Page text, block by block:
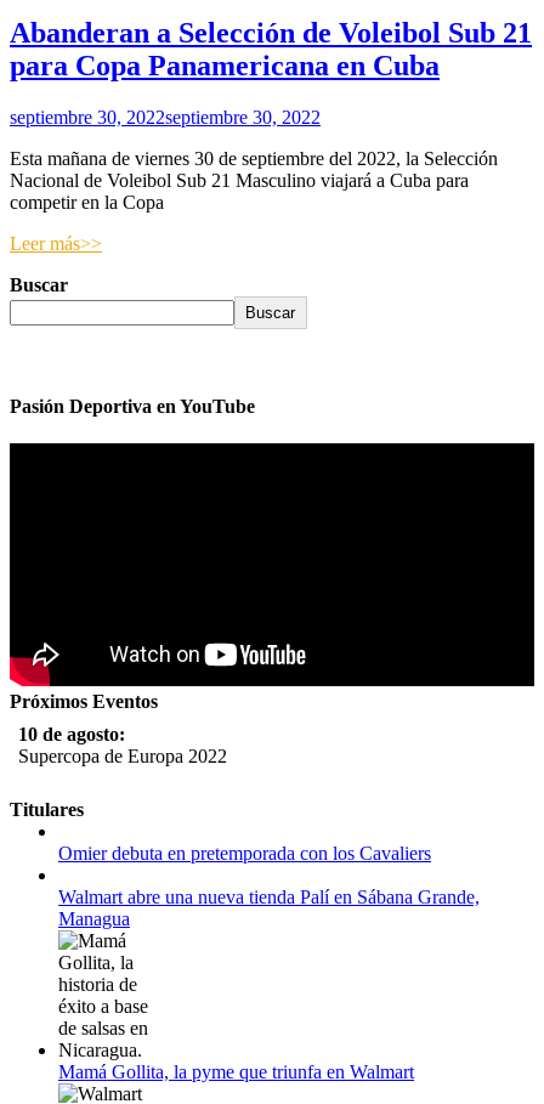
Abanderan a Selección de Voleibol Sub 21
para Copa Panamericana en Cuba
septiembre 30, 2022septiembre 30, 2022
Esta mañana de viernes 30 de septiembre del 2022, la Selección
Nacional de Voleibol Sub 21 Masculino viajará a Cuba para
competir en la Copa
Leer más>>
Buscar
Buscar
Pasión Deportiva en YouTube
Próximos Eventos
10 de agosto:
Supercopa de Europa 2022
11 al 21 de agosto:
Campeonato Europeo de Natación 2022
12 de agosto:
Empieza La Liga 2022-2023
Titulares
Omier debuta en pretemporada con los Cavaliers
Walmart abre una nueva tienda Palí en Sábana Grande,
Managua
Mamá Gollita, la pyme que triunfa en Walmart